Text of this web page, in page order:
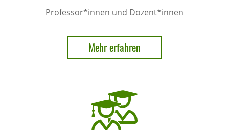
Professor*innen und Dozent*innen
Mehr erfahren